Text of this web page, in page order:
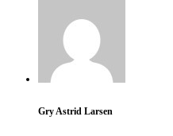
Gry Astrid Larsen